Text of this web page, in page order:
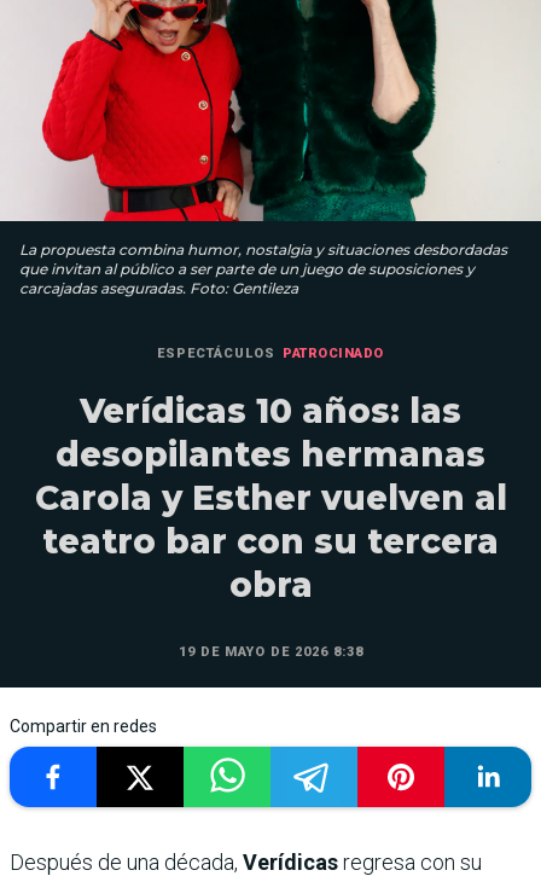
La propuesta combina humor, nostalgia y situaciones desbordadas
que invitan al público a ser parte de un juego de suposiciones y
carcajadas aseguradas. Foto: Gentileza
ESPECTÁCULOS PATROCINADO
Verídicas 10 años: las
desopilantes hermanas
Carola y Esther vuelven al
teatro bar con su tercera
obra
19 DE MAYO DE 2026 8:38
Compartir en redes
Después de una década, Verídicasregresa con su